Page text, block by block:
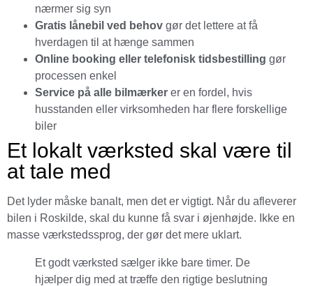
nærmer sig syn
Gratis lånebil ved behov gør det lettere at få
hverdagen til at hænge sammen
Online booking eller telefonisk tidsbestilling gør
processen enkel
Service på alle bilmærker er en fordel, hvis
husstanden eller virksomheden har flere forskellige
biler
Et lokalt værksted skal være til
at tale med
Det lyder måske banalt, men det er vigtigt. Når du afleverer
bilen i Roskilde, skal du kunne få svar i øjenhøjde. Ikke en
masse værkstedssprog, der gør det mere uklart.
Et godt værksted sælger ikke bare timer. De
hjælper dig med at træffe den rigtige beslutning